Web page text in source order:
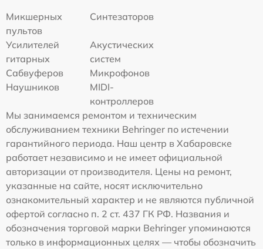
Микшерных
пультов
Синтезаторов
Усилителей
гитарных
Акустических
систем
Сабвуферов
Микрофонов
Наушников
MIDI-
контроллеров
Мы занимаемся ремонтом и техническим
обслуживанием техники Behringer по истечении
гарантийного периода. Наш центр в Хабаровске
работает независимо и не имеет официальной
авторизации от производителя. Цены на ремонт,
указанные на сайте, носят исключительно
ознакомительный характер и не являются публичной
офертой согласно п. 2 ст. 437 ГК РФ. Названия и
обозначения торговой марки Behringer упоминаются
только в информационных целях — чтобы обозначить